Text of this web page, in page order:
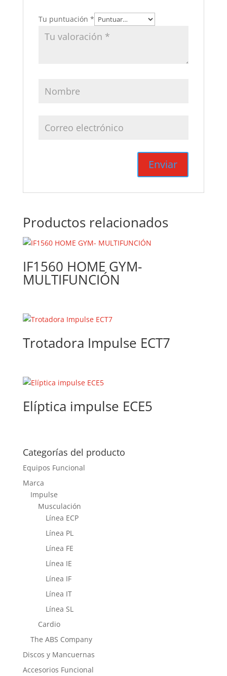
Tu puntuación *
Productos relacionados
IF1560 HOME GYM-
MULTIFUNCIÓN
Trotadora Impulse ECT7
Elíptica impulse ECE5
Categorías del producto
Equipos Funcional
Marca
Impulse
Musculación
Línea ECP
Línea PL
Línea FE
Línea IE
Línea IF
Línea IT
Línea SL
Cardio
The ABS Company
Discos y Mancuernas
Accesorios Funcional